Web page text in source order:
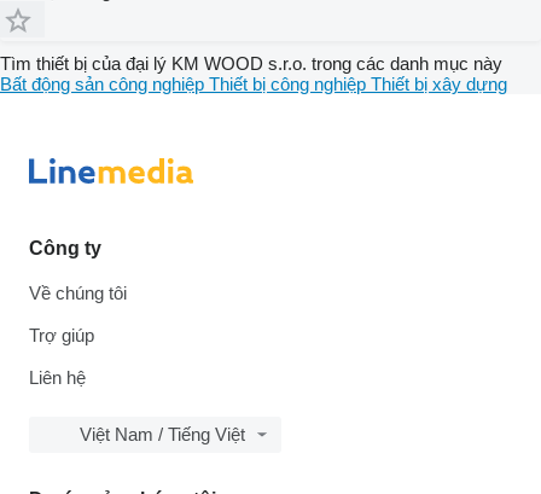
Tìm thiết bị của đại lý KM WOOD s.r.o. trong các danh mục này
Bất động sản công nghiệp Thiết bị công nghiệp Thiết bị xây dựng
Công ty
Về chúng tôi
Trợ giúp
Liên hệ
Việt Nam / Tiếng Việt